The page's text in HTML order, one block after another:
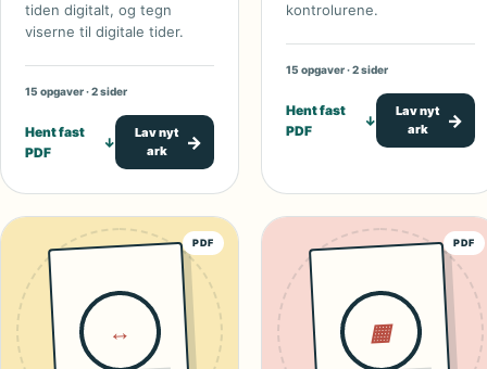
tiden digitalt, og tegn
viserne til digitale tider.
15 opgaver · 2 sider
Hent fast
PDF
↓
Lav nyt
ark
→
kontrolurene.
15 opgaver · 2 sider
Hent fast
PDF
↓
Lav nyt
ark
→
PDF
↔
PDF
▦